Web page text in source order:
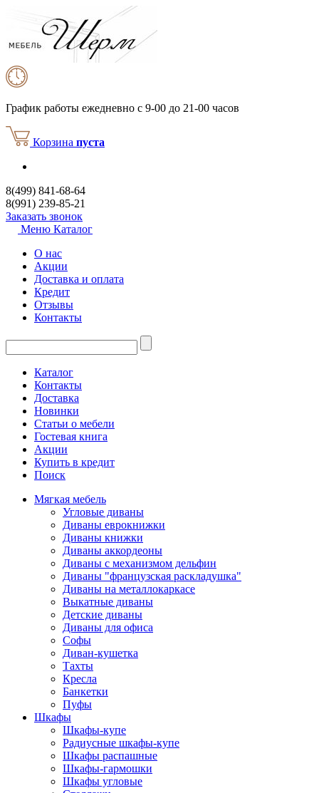
График работы ежедневно с 9-00 до 21-00 часов
Корзина пуста
8(499) 841-68-64
8(991) 239-85-21
Заказать звонок
Меню Каталог
О нас
Акции
Доставка и оплата
Кредит
Отзывы
Контакты
Каталог
Контакты
Доставка
Новинки
Статьи о мебели
Гостевая книга
Акции
Купить в кредит
Поиск
Мягкая мебель
Угловые диваны
Диваны еврокнижки
Диваны книжки
Диваны аккордеоны
Диваны с механизмом дельфин
Диваны "французская раскладушка"
Диваны на металлокаркасе
Выкатные диваны
Детские диваны
Диваны для офиса
Софы
Диван-кушетка
Тахты
Кресла
Банкетки
Пуфы
Шкафы
Шкафы-купе
Радиусные шкафы-купе
Шкафы распашные
Шкафы-гармошки
Шкафы угловые